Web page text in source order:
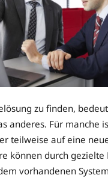
zu finden,
anderes. Für manche
teilweise auf eine
können durch
vorhandenen